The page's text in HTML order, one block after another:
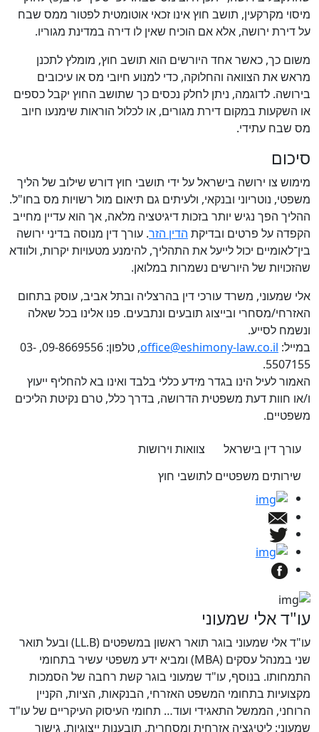
מיסוי מקרקעין, תושב חוץ אינו זכאי אוטומטית לפטור ממס שבח
על דירת ירושה, אלא אם הוכיח שאין לו דירה במדינת מגוריו.
משום כך, כאשר אחד היורשים הוא תושב חוץ, מומלץ לתכנן
מראש את הצוואה והחלוקה, כדי למנוע חיובי מס או עיכובים
בירושה. לדוגמה, ניתן לחלק נכסים כך שתושב החוץ יקבל כספים
או השקעות במקום דירת מגורים, או לכלול הוראות שימנעו חיוב
מס שבח עתידי.
סיכום
מימוש צו ירושה בישראל על ידי תושבי חוץ דורש שילוב של הליך
משפטי, נוטריוני ובנקאי, ולעיתים גם תיאום מול רשויות מס בחו"ל.
ההליך הפך נגיש יותר בזכות דיגיטציה מלאה, אך הוא עדיין מחייב
הקפדה על פרטים ובדיקת הדין הזר. עורך דין מנוסה בדיני ירושה
בין־לאומיים יכול לייעל את התהליך, להימנע מטעויות יקרות, ולוודא
שהזכויות של היורשים נשמרות במלואן.
אלי שמעוני, משרד עורכי דין בהרצליה ובתל אביב, עוסק בתחום
האזרחי/מסחרי ובייצוג תובעים ונתבעים. פנו אלינו בכל שאלה
ונשמח לסייע.
במייל: office@eshimony-law.co.il
, טלפון: 09-8669556, 03-
5507155.
האמור לעיל הינו בגדר מידע כללי בלבד ואינו בא להחליף ייעוץ
ו/או חוות דעת משפטית הדרושה, בדרך כלל, טרם נקיטת הליכים
משפטיים.
עורך דין בישראל
צוואות וירושות
שירותים משפטיים לתושבי חוץ
עו"ד אלי שמעוני
עו"ד אלי שמעוני בוגר תואר ראשון במשפטים (LL.B) ובעל תואר
שני במנהל עסקים (MBA) ומביא ידע משפטי עשיר בתחומי
התמחותו. בנוסף, עו"ד שמעוני בוגר קשת רחבה של הסמכות
מקצועיות בתחומי המשפט האזרחי, הבנקאות, הציות, הקניין
הרוחני, הממשל התאגידי ועוד… תחומי העיסוק העיקריים של עו"ד
שמעוני: ליטיגציה אזרחית ומסחרית, תובענות ייצוגיות, גישור